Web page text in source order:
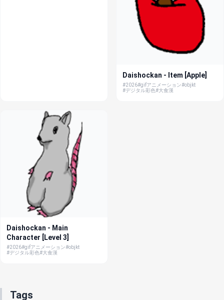
Daishockan - Item [Apple]
#2026#gifアニメーション#objkt
#デジタル彩色#大食漢
Daishockan - Main
Character [Level 3]
#2026#gifアニメーション#objkt
#デジタル彩色#大食漢
Tags